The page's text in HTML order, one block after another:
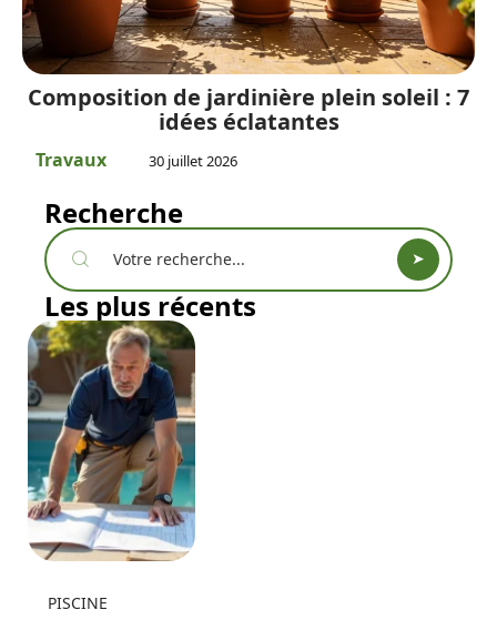
Composition de jardinière plein soleil : 7
idées éclatantes
Travaux 30 juillet 2026
Recherche
Les plus récents
PISCINE